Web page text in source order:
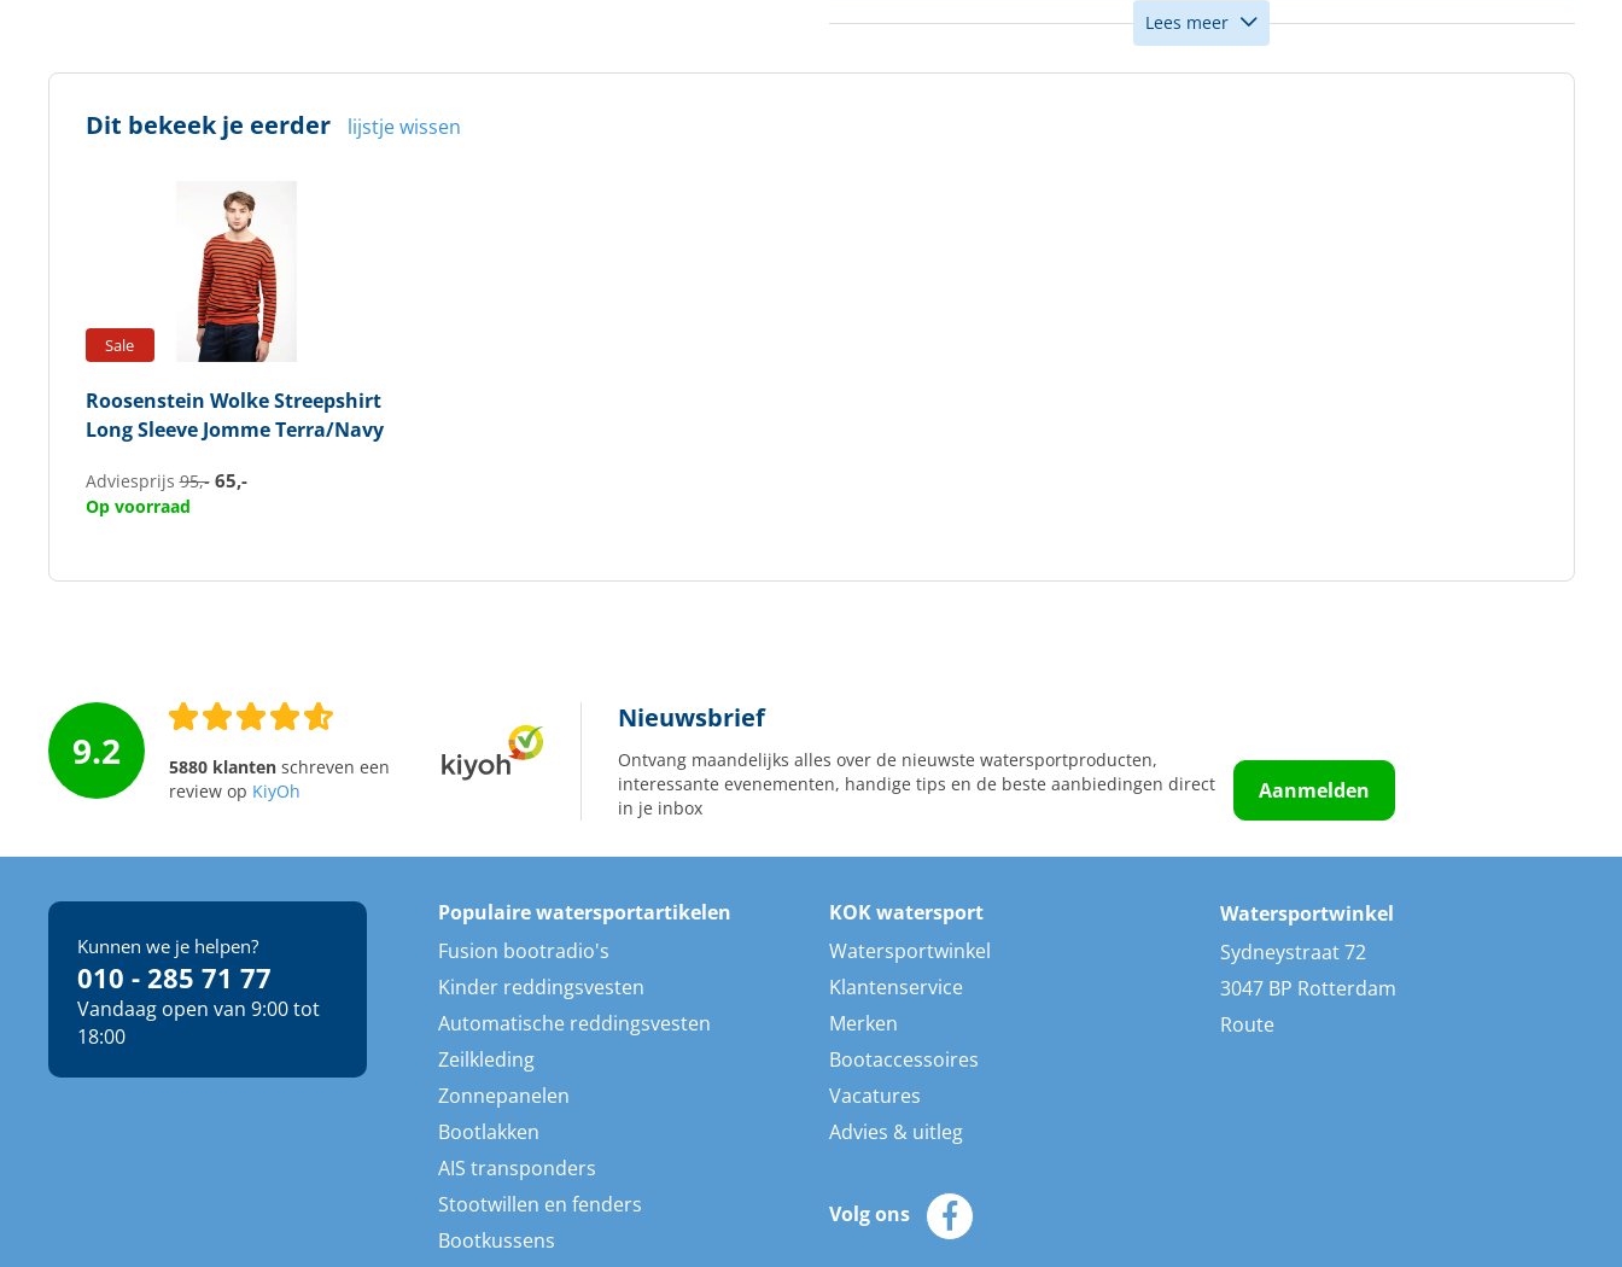
Kleur Rood
Lees meer
Dit bekeek je eerder lijstje wissen
Sale
Roosenstein WolkeStreepshirt
Long Sleeve Jomme Terra/Navy
Adviesprijs95,- 65,-
Op voorraad
9.2 5880 klantenschreven een
review op KiyOh
Nieuwsbrief
Ontvang maandelijks alles over de nieuwste watersportproducten,
interessante evenementen, handige tips en de beste aanbiedingen direct
in je inbox
Aanmelden
Kunnen we je helpen?
010 - 285 71 77
Vandaag open van 9:00 tot
18:00
Populaire watersportartikelen
Fusion bootradio's
Kinder reddingsvesten
Automatische reddingsvesten
Zeilkleding
Zonnepanelen
Bootlakken
AIS transponders
Stootwillen en fenders
Bootkussens
KOK watersport
Watersportwinkel
Klantenservice
Merken
Bootaccessoires
Vacatures
Advies & uitleg
Volg ons
Watersportwinkel
Sydneystraat 72
3047 BP Rotterdam
Route